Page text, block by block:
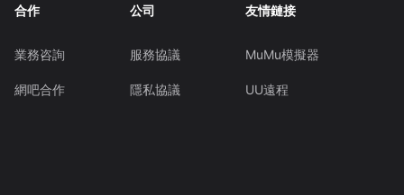
合作
業務咨詢
網吧合作
公司
服務協議
隱私協議
友情鏈接
MuMu模擬器
UU遠程